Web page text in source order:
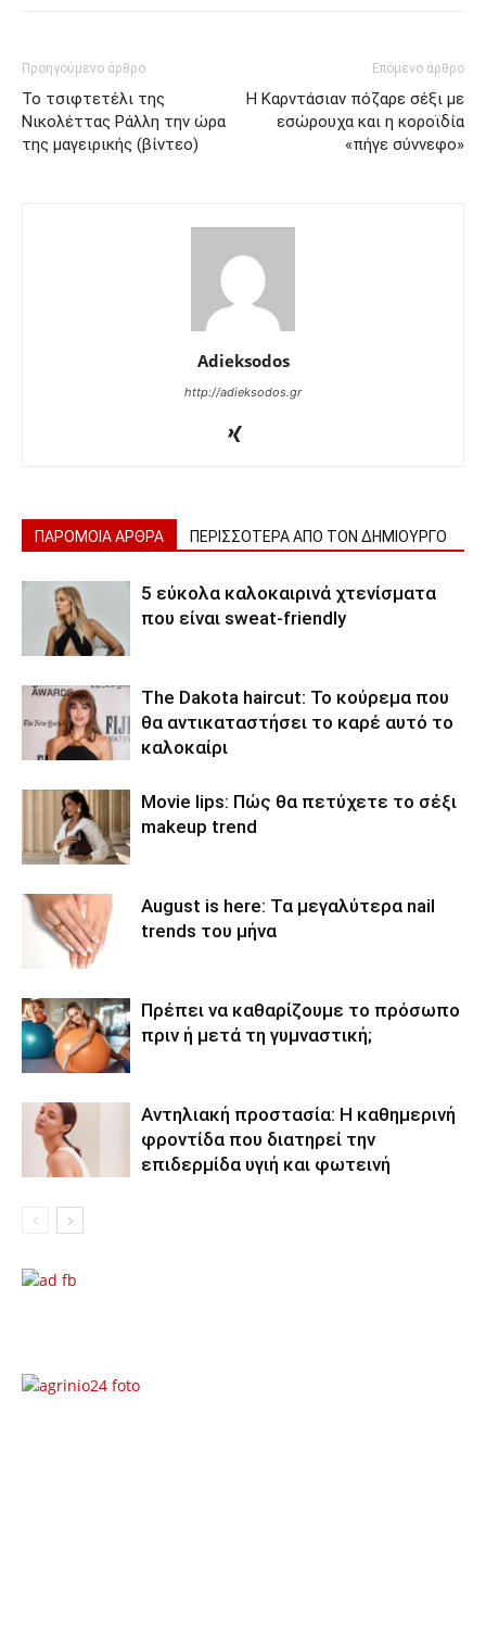
Προηγούμενο άρθρο
Το τσιφτετέλι της
Νικολέττας Ράλλη την ώρα
της μαγειρικής (βίντεο)
Επόμενο άρθρο
Η Καρντάσιαν πόζαρε σέξι με
εσώρουχα και η κοροϊδία
«πήγε σύννεφο»
Adieksodos
http://adieksodos.gr
ΠΑΡΟΜΟΙΑ ΑΡΘΡΑ ΠΕΡΙΣΣΟΤΕΡΑ ΑΠΟ ΤΟΝ ΔΗΜΙΟΥΡΓΟ
5 εύκολα καλοκαιρινά χτενίσματα
που είναι sweat-friendly
The Dakota haircut: Το κούρεμα που
θα αντικαταστήσει το καρέ αυτό το
καλοκαίρι
Movie lips: Πώς θα πετύχετε το σέξι
makeup trend
August is here: Τα μεγαλύτερα nail
trends του μήνα
Πρέπει να καθαρίζουμε το πρόσωπο
πριν ή μετά τη γυμναστική;
Αντηλιακή προστασία: Η καθημερινή
φροντίδα που διατηρεί την
επιδερμίδα υγιή και φωτεινή